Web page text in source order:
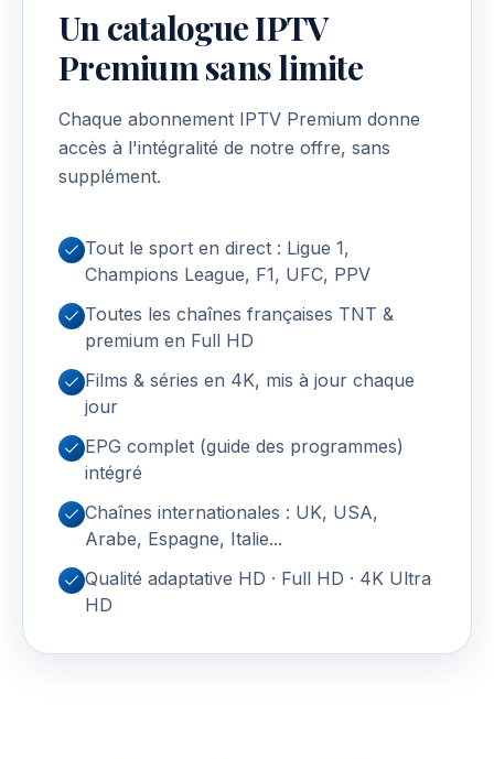
Un catalogue IPTV
Premium sans limite
Chaque abonnement IPTV Premium donne
accès à l'intégralité de notre offre, sans
supplément.
Tout le sport en direct : Ligue 1,
Champions League, F1, UFC, PPV
Toutes les chaînes françaises TNT &
premium en Full HD
Films & séries en 4K, mis à jour chaque
jour
EPG complet (guide des programmes)
intégré
Chaînes internationales : UK, USA,
Arabe, Espagne, Italie...
Qualité adaptative HD · Full HD · 4K Ultra
HD